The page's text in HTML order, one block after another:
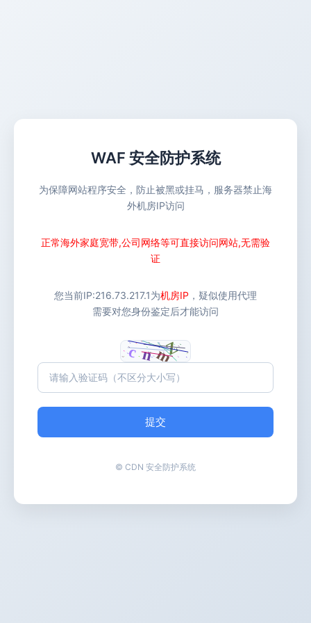
WAF 安全防护系统
为保障网站程序安全，防止被黑或挂马，服务器禁止海
外机房IP访问
正常海外家庭宽带,公司网络等可直接访问网站,无需验
证
您当前IP:216.73.217.1为机房IP ，疑似使用代理
需要对您身份鉴定后才能访问
提交
© CDN 安全防护系统